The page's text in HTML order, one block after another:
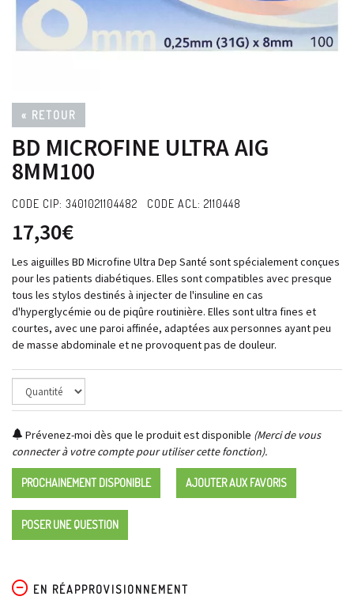
« RETOUR
BD MICROFINE ULTRA AIG
8MM100
CODE CIP: 3401021104482 CODE ACL: 2110448
17,30€
Les aiguilles BD Microfine Ultra Dep Santé sont spécialement conçues
pour les patients diabétiques. Elles sont compatibles avec presque
tous les stylos destinés à injecter de l'insuline en cas
d'hyperglycémie ou de piqûre routinière. Elles sont ultra fines et
courtes, avec une paroi affinée, adaptées aux personnes ayant peu
de masse abdominale et ne provoquent pas de douleur.
Prévenez-moi dès que le produit est disponible (Merci de vous
connecter à votre compte pour utiliser cette fonction).
PROCHAINEMENT DISPONIBLE AJOUTER AUX FAVORIS
POSER UNE QUESTION
EN RÉAPPROVISIONNEMENT